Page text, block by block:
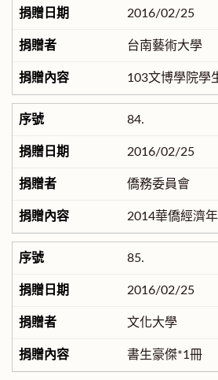
2016/02/25
台南藝術大學
103文博學院學
84.
2016/02/25
僑務委員會
2014華僑經濟
85.
2016/02/25
文化大學
書生豪傑*1冊